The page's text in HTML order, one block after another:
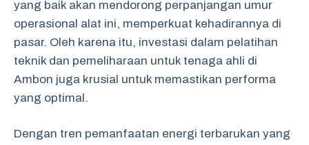
yang baik akan mendorong perpanjangan umur
operasional alat ini, memperkuat kehadirannya di
pasar. Oleh karena itu, investasi dalam pelatihan
teknik dan pemeliharaan untuk tenaga ahli di
Ambon juga krusial untuk memastikan performa
yang optimal.
Dengan tren pemanfaatan energi terbarukan yang